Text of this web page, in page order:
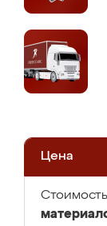
Цена